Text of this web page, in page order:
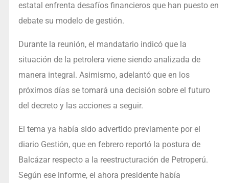
estatal enfrenta desafíos financieros que han puesto en
debate su modelo de gestión.
Durante la reunión, el mandatario indicó que la
situación de la petrolera viene siendo analizada de
manera integral. Asimismo, adelantó que en los
próximos días se tomará una decisión sobre el futuro
del decreto y las acciones a seguir.
El tema ya había sido advertido previamente por el
diario Gestión, que en febrero reportó la postura de
Balcázar respecto a la reestructuración de Petroperú.
Según ese informe, el ahora presidente había